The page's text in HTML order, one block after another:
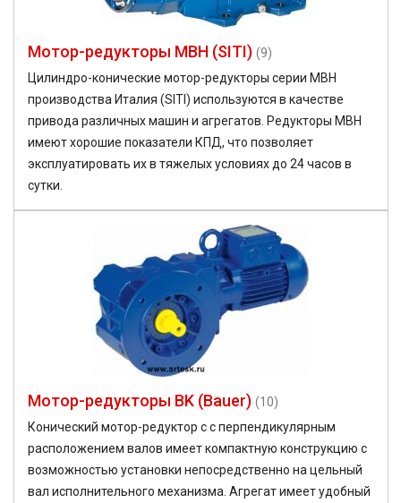
Мотор-редукторы MBH (SITI) (9)
Цилиндро-конические мотор-редукторы серии MBH
производства Италия (SITI) используются в качестве
привода различных машин и агрегатов. Редукторы MBH
имеют хорошие показатели КПД, что позволяет
эксплуатировать их в тяжелых условиях до 24 часов в
сутки.
Мотор-редукторы BK (Bauer) (10)
Конический мотор-редуктор с с перпендикулярным
расположением валов имеет компактную конструкцию с
возможностью установки непосредственно на цельный
вал исполнительного механизма. Агрегат имеет удобный